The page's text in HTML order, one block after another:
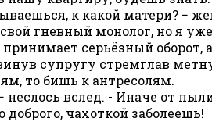
к какой матери? −
гневный монолог, но я
принимает серьёзный оборот, а
супругу стремглав
то бишь к антресолям.
неслось вслед. - Иначе от
чахоткой заболеешь!